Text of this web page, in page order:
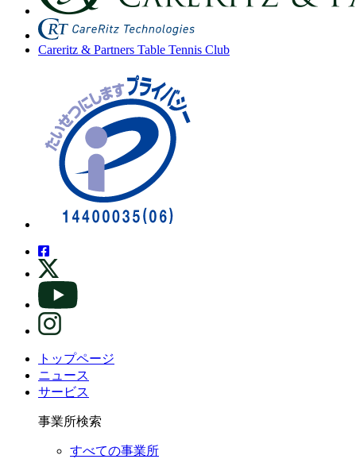
Careritz & Partners Table Tennis Club
トップページ
ニュース
サービス
事業所検索
すべての事業所